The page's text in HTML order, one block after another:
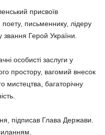
присвоїв
поету, письменнику, лідеру
звання Герой України.
особисті заслуги у
простору, вагомий внесок
мистецтва, багаторічну
підписав Глава Держави.